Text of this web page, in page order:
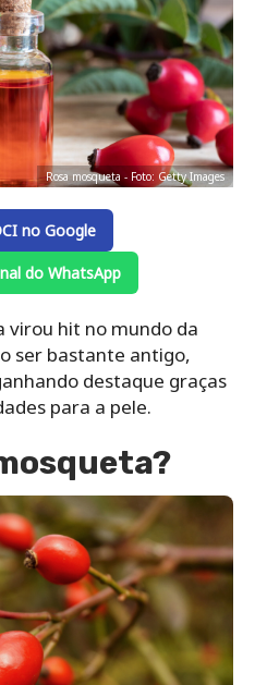
Rosa mosqueta - Foto: Getty Images
no Google
do WhatsApp
virou hit no mundo da
ser bastante antigo,
destaque graças
para a pele.